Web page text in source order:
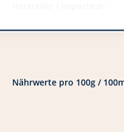
Nährwerte pro 100g /